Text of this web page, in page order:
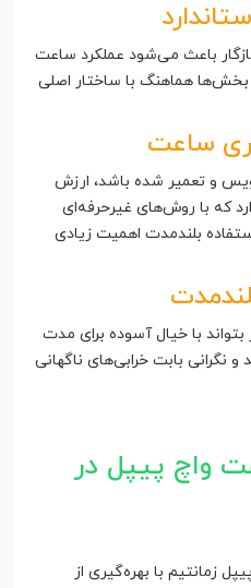
باعث می‌شود عملکرد ساعت
هماهنگ با ساختار اصلی
ساعت
و تعمیر شده باشد، ارزش
که با روش‌های غیرحرفه‌ای
بلندمدت اهمیت زیادی
با خیال آسوده برای مدت
نگرانی بابت خرابی‌های ناگهانی
واچ پیپل در
زمانتیم با بهره‌گیری از